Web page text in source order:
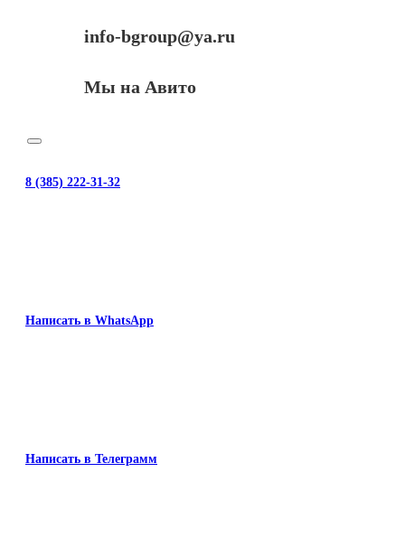
info-bgroup@ya.ru
Мы на Авито
8 (385) 222-31-32
Написать в WhatsApp
Написать в Телеграмм